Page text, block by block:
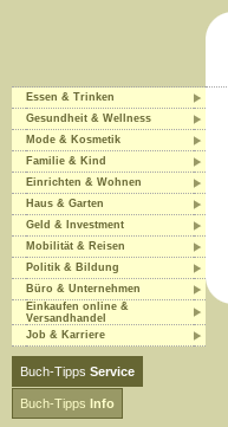
Essen & Trinken
Gesundheit & Wellness
Mode & Kosmetik
Familie & Kind
Einrichten & Wohnen
Haus & Garten
Geld & Investment
Mobilität & Reisen
Politik & Bildung
Büro & Unternehmen
Einkaufen online &
Versandhandel
Job & Karriere
Buch-Tipps Service
Buch-Tipps Info